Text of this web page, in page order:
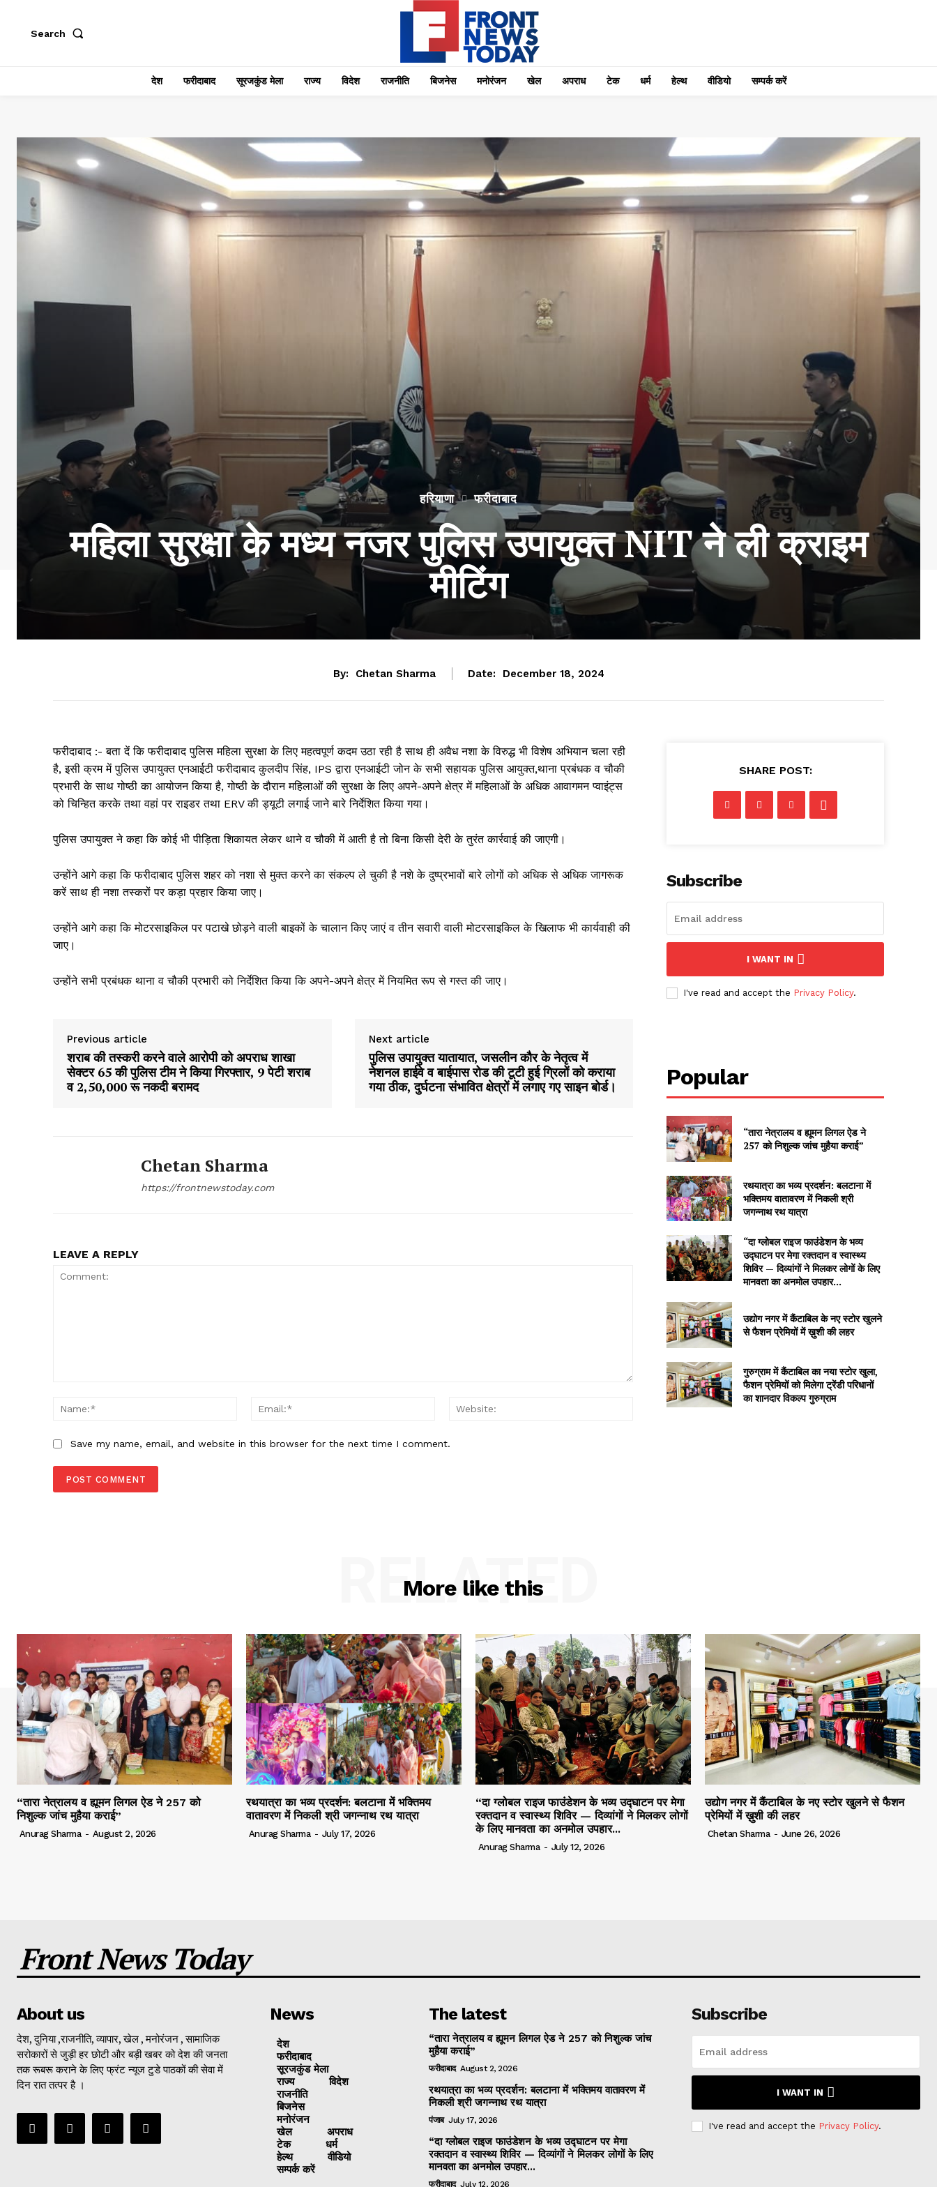
Search
देश फरीदाबाद सूरजकुंड मेला राज्‍य विदेश राजनीति बिजनेस मनोरंजन खेल अपराध टेक धर्म हेल्थ वीडियो सम्पर्क करें
हरियाणा फरीदाबाद
महिला सुरक्षा के मध्य नजर पुलिस उपायुक्त NIT ने ली क्राइम
मीटिंग
By: Chetan Sharma Date: December 18, 2024
फरीदाबाद :- बता दें कि फरीदाबाद पुलिस महिला सुरक्षा के लिए महत्वपूर्ण कदम उठा रही है साथ ही अवैध नशा के विरुद्ध भी विशेष अभियान चला रही
है, इसी क्रम में पुलिस उपायुक्त एनआईटी फरीदाबाद कुलदीप सिंह, IPS द्वारा एनआईटी जोन के सभी सहायक पुलिस आयुक्त,थाना प्रबंधक व चौकी
प्रभारी के साथ गोष्ठी का आयोजन किया है, गोष्ठी के दौरान महिलाओं की सुरक्षा के लिए अपने-अपने क्षेत्र में महिलाओं के अधिक आवागमन प्वाइंट्स
को चिन्हित करके तथा वहां पर राइडर तथा ERV की ड्यूटी लगाई जाने बारे निर्देशित किया गया।
पुलिस उपायुक्त ने कहा कि कोई भी पीड़िता शिकायत लेकर थाने व चौकी में आती है तो बिना किसी देरी के तुरंत कार्रवाई की जाएगी।
उन्होंने आगे कहा कि फरीदाबाद पुलिस शहर को नशा से मुक्त करने का संकल्प ले चुकी है नशे के दुष्प्रभावों बारे लोगों को अधिक से अधिक जागरूक
करें साथ ही नशा तस्करों पर कड़ा प्रहार किया जाए।
उन्होंने आगे कहा कि मोटरसाइकिल पर पटाखे छोड़ने वाली बाइकों के चालान किए जाएं व तीन सवारी वाली मोटरसाइकिल के खिलाफ भी कार्यवाही की
जाए।
उन्होंने सभी प्रबंधक थाना व चौकी प्रभारी को निर्देशित किया कि अपने-अपने क्षेत्र में नियमित रूप से गस्त की जाए।
Previous article
शराब की तस्करी करने वाले आरोपी को अपराध शाखा
सेक्टर 65 की पुलिस टीम ने किया गिरफ्तार, 9 पेटी शराब
व 2,50,000 रू नकदी बरामद
Next article
पुलिस उपायुक्त यातायात, जसलीन कौर के नेतृत्व में
नेशनल हाईवे व बाईपास रोड की टूटी हुई ग्रिलों को कराया
गया ठीक, दुर्घटना संभावित क्षेत्रों में लगाए गए साइन बोर्ड।
Chetan Sharma
https://frontnewstoday.com
LEAVE A REPLY
Name:*
Email:* Website:
Save my name, email, and website in this browser for the next time I comment.
SHARE POST:
Subscribe
I WANT IN
I've read and accept the Privacy Policy.
Popular
“तारा नेत्रालय व ह्यूमन लिगल ऐड ने
257 को निशुल्क जांच मुहैया कराई”
रथयात्रा का भव्य प्रदर्शन: बलटाना में
भक्तिमय वातावरण में निकली श्री
जगन्नाथ रथ यात्रा
“दा ग्लोबल राइज फाउंडेशन के भव्य
उद्घाटन पर मेगा रक्तदान व स्वास्थ्य
शिविर — दिव्यांगों ने मिलकर लोगों के लिए
मानवता का अनमोल उपहार...
उद्योग नगर में कैंटाबिल के नए स्टोर खुलने
से फैशन प्रेमियों में ख़ुशी की लहर
गुरुग्राम में कैंटाबिल का नया स्टोर खुला,
फैशन प्रेमियों को मिलेगा ट्रेंडी परिधानों
का शानदार विकल्प गुरुग्राम
More like this
RELATED
“तारा नेत्रालय व ह्यूमन लिगल ऐड ने 257 को
निशुल्क जांच मुहैया कराई”
Anurag Sharma - August 2, 2026
रथयात्रा का भव्य प्रदर्शन: बलटाना में भक्तिमय
वातावरण में निकली श्री जगन्नाथ रथ यात्रा
Anurag Sharma - July 17, 2026
“दा ग्लोबल राइज फाउंडेशन के भव्य उद्घाटन पर मेगा
रक्तदान व स्वास्थ्य शिविर — दिव्यांगों ने मिलकर लोगों
के लिए मानवता का अनमोल उपहार...
Anurag Sharma - July 12, 2026
उद्योग नगर में कैंटाबिल के नए स्टोर खुलने से फैशन
प्रेमियों में ख़ुशी की लहर
Chetan Sharma - June 26, 2026
Front News Today
About us
देश, दुनिया ,राजनीति, व्यापार, खेल , मनोरंजन , सामाजिक
सरोकारों से जुड़ी हर छोटी और बड़ी खबर को देश की जनता
तक रूबरू कराने के लिए फ्रंट न्यूज टुडे पाठकों की सेवा में
दिन रात तत्पर है ।
News
देश
फरीदाबाद
सूरजकुंड मेला
राज्‍य
विदेश
राजनीति
बिजनेस
मनोरंजन
खेल
अपराध
टेक
धर्म
हेल्थ
वीडियो
सम्पर्क करें
The latest
“तारा नेत्रालय व ह्यूमन लिगल ऐड ने 257 को निशुल्क जांच
मुहैया कराई”
फरीदाबाद August 2, 2026
रथयात्रा का भव्य प्रदर्शन: बलटाना में भक्तिमय वातावरण में
निकली श्री जगन्नाथ रथ यात्रा
पंजाब July 17, 2026
“दा ग्लोबल राइज फाउंडेशन के भव्य उद्घाटन पर मेगा
रक्तदान व स्वास्थ्य शिविर — दिव्यांगों ने मिलकर लोगों के लिए
मानवता का अनमोल उपहार...
फरीदाबाद July 12, 2026
Subscribe
I WANT IN
I've read and accept the Privacy Policy.